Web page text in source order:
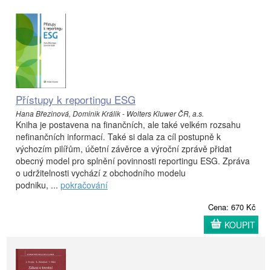
Přístupy k reportingu ESG
Hana Březinová, Dominik Králik - Wolters Kluwer ČR, a.s.
Kniha je postavena na finančních, ale také velkém rozsahu
nefinančních informací. Také si dala za cíl postupně k
výchozím pilířům, účetní závěrce a výroční zprávě přidat
obecný model pro splnění povinnosti reportingu ESG. Zpráva
o udržitelnosti vychází z obchodního modelu
podniku, ... pokračování
Cena: 670 Kč
KOUPIT